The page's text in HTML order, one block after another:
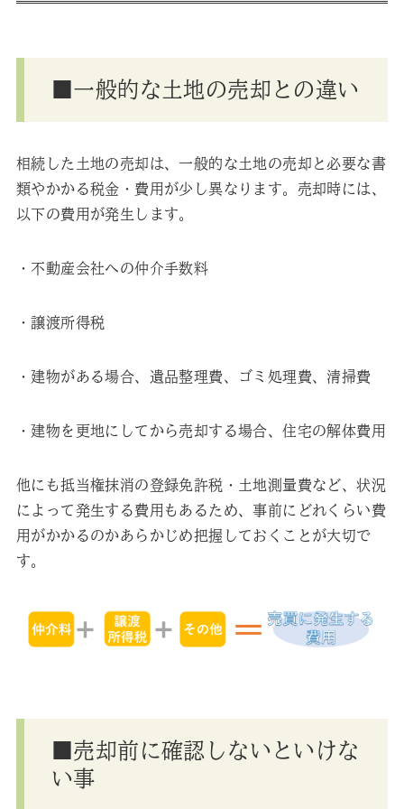
■一般的な土地の売却との違い
相続した土地の売却は、一般的な土地の売却と必要な書
類やかかる税金・費用が少し異なります。売却時には、
以下の費用が発生します。
・不動産会社への仲介手数料
・譲渡所得税
・建物がある場合、遺品整理費、ゴミ処理費、清掃費
・建物を更地にしてから売却する場合、住宅の解体費用
他にも抵当権抹消の登録免許税・土地測量費など、状況
によって発生する費用もあるため、事前にどれくらい費
用がかかるのかあらかじめ把握しておくことが大切で
す。
■売却前に確認しないといけな
い事